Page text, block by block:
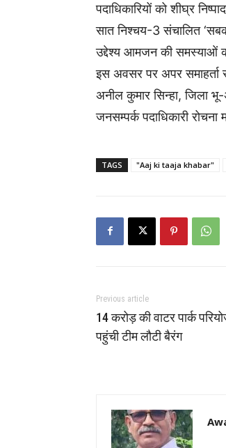
पदाधिकारियों को शीघ्र
सात निश्चय-3 संचालित
उद्देश्य आमजन की समस्याओं
इस अवसर पर अपर समाहर्ता
अनील कुमार सिन्हा, जिला
जनसम्पर्क पदाधिकारी
TAGS "Aaj ki taaja khabar"
Previous article
14 करोड़ की वाटर पार्क
पहुंची टीम लौटी बैरंग